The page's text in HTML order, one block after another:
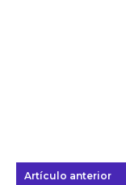
Artículo anterior